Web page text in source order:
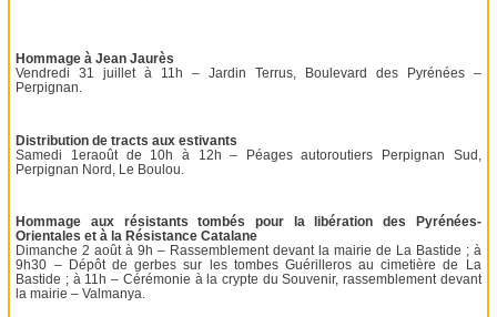
Hommage à Jean Jaurès
Vendredi 31 juillet à 11h – Jardin Terrus, Boulevard des Pyrénées –
Perpignan.
Distribution de tracts aux estivants
Samedi 1eraoût de 10h à 12h – Péages autoroutiers Perpignan Sud,
Perpignan Nord, Le Boulou.
Hommage aux résistants tombés pour la libération des Pyrénées-
Orientales et à la Résistance Catalane
Dimanche 2 août à 9h – Rassemblement devant la mairie de La Bastide ; à
9h30 – Dépôt de gerbes sur les tombes Guérilleros au cimetière de La
Bastide ; à 11h – Cérémonie à la crypte du Souvenir, rassemblement devant
la mairie – Valmanya.